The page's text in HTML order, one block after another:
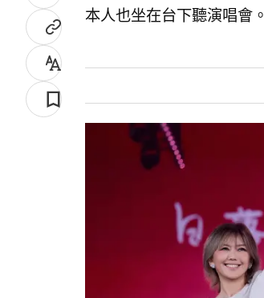
本人也坐在台下聽演唱會。